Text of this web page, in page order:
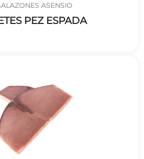
ASENSIO
PEZ ESPADA